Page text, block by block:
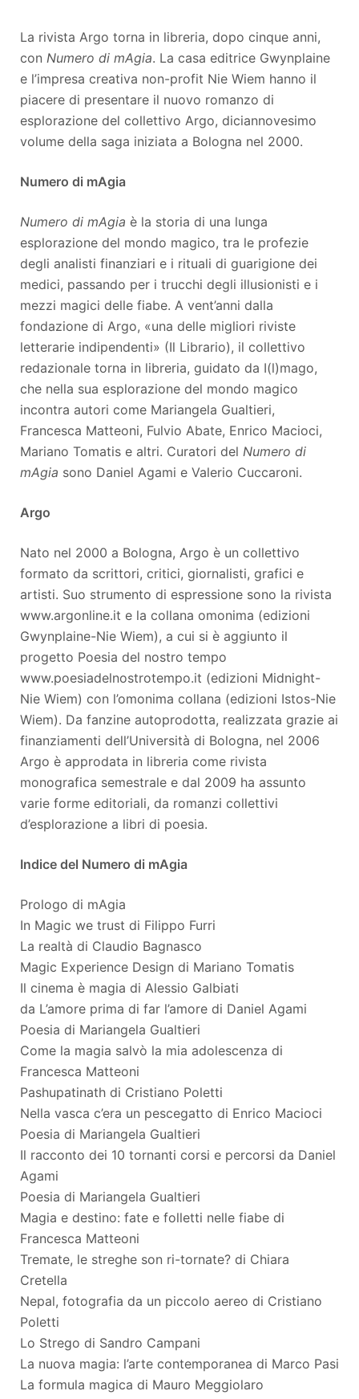
La rivista Argo torna in libreria, dopo cinque anni,
con Numero di mAgia. La casa editrice Gwynplaine
e l’impresa creativa non-profit Nie Wiem hanno il
piacere di presentare il nuovo romanzo di
esplorazione del collettivo Argo, diciannovesimo
volume della saga iniziata a Bologna nel 2000.
Numero di mAgia
Numero di mAgia è la storia di una lunga
esplorazione del mondo magico, tra le profezie
degli analisti finanziari e i rituali di guarigione dei
medici, passando per i trucchi degli illusionisti e i
mezzi magici delle fiabe. A vent’anni dalla
fondazione di Argo, «una delle migliori riviste
letterarie indipendenti» (Il Librario), il collettivo
redazionale torna in libreria, guidato da I(l)mago,
che nella sua esplorazione del mondo magico
incontra autori come Mariangela Gualtieri,
Francesca Matteoni, Fulvio Abate, Enrico Macioci,
Mariano Tomatis e altri. Curatori del Numero di
mAgia sono Daniel Agami e Valerio Cuccaroni.
Argo
Nato nel 2000 a Bologna, Argo è un collettivo
formato da scrittori, critici, giornalisti, grafici e
artisti. Suo strumento di espressione sono la rivista
www.argonline.it e la collana omonima (edizioni
Gwynplaine-Nie Wiem), a cui si è aggiunto il
progetto Poesia del nostro tempo
www.poesiadelnostrotempo.it (edizioni Midnight-
Nie Wiem) con l’omonima collana (edizioni Istos-Nie
Wiem). Da fanzine autoprodotta, realizzata grazie ai
finanziamenti dell’Università di Bologna, nel 2006
Argo è approdata in libreria come rivista
monografica semestrale e dal 2009 ha assunto
varie forme editoriali, da romanzi collettivi
d’esplorazione a libri di poesia.
Indice del Numero di mAgia
Prologo di mAgia
In Magic we trust di Filippo Furri
La realtà di Claudio Bagnasco
Magic Experience Design di Mariano Tomatis
Il cinema è magia di Alessio Galbiati
da L’amore prima di far l’amore di Daniel Agami
Poesia di Mariangela Gualtieri
Come la magia salvò la mia adolescenza di
Francesca Matteoni
Pashupatinath di Cristiano Poletti
Nella vasca c’era un pescegatto di Enrico Macioci
Poesia di Mariangela Gualtieri
Il racconto dei 10 tornanti corsi e percorsi da Daniel
Agami
Poesia di Mariangela Gualtieri
Magia e destino: fate e folletti nelle fiabe di
Francesca Matteoni
Tremate, le streghe son ri-tornate? di Chiara
Cretella
Nepal, fotografia da un piccolo aereo di Cristiano
Poletti
Lo Strego di Sandro Campani
La nuova magia: l’arte contemporanea di Marco Pasi
La formula magica di Mauro Meggiolaro